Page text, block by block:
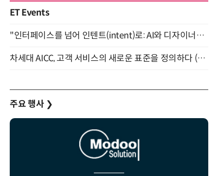
ET Events
"인터페이스를 넘어 인텐트(intent)로: AI와 디자이너가 함께 만드는 공존의 UX" 강남역 (9/2)
차세대 AICC, 고객 서비스의 새로운 표준을 정의하다 (9/9)
주요 행사 ❯